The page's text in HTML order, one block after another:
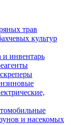
трав
культур
и инвентарь
и насекомых